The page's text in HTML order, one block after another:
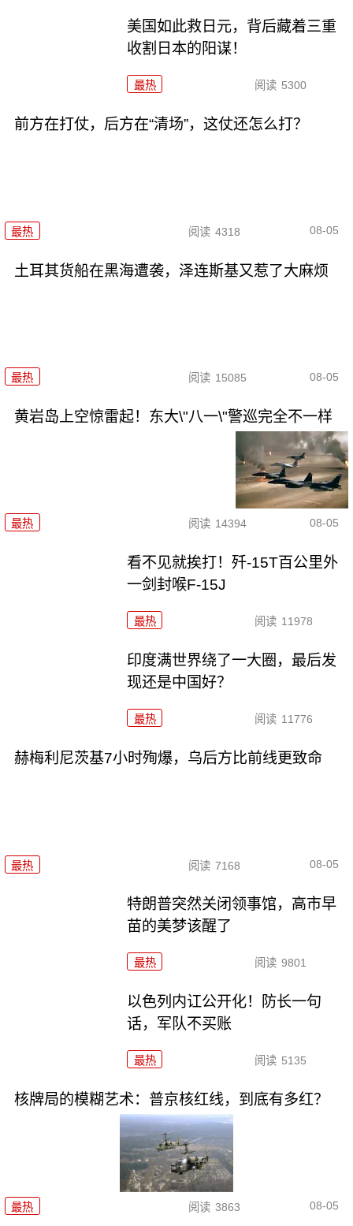
美国如此救日元，背后藏着三重
收割日本的阳谋！
最热 阅读 5300
前方在打仗，后方在“清场”，这仗还怎么打？
最热 阅读 4318 08-05
土耳其货船在黑海遭袭，泽连斯基又惹了大麻烦
最热 阅读 15085 08-05
黄岩岛上空惊雷起！东大\"八一\"警巡完全不一样
最热 阅读 14394 08-05
看不见就挨打！歼-15T百公里外
一剑封喉F-15J
最热 阅读 11978
印度满世界绕了一大圈，最后发
现还是中国好？
最热 阅读 11776
赫梅利尼茨基7小时殉爆，乌后方比前线更致命
最热 阅读 7168 08-05
特朗普突然关闭领事馆，高市早
苗的美梦该醒了
最热 阅读 9801
以色列内讧公开化！防长一句
话，军队不买账
最热 阅读 5135
核牌局的模糊艺术：普京核红线，到底有多红？
最热 阅读 3863 08-05